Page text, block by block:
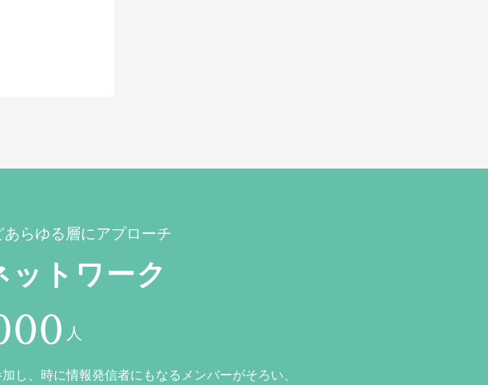
らゆる層にアプローチ
ットワーク
人
し、時に情報発信者にもなるメンバーがそろい、